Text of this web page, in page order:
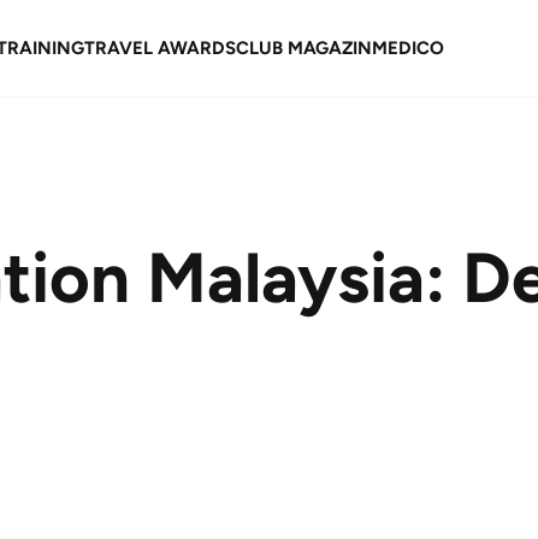
TRAVEL AWARDSCLUB MAGAZINMEDICO
Malaysia: